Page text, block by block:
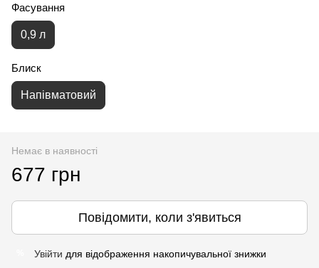
Фасування
0,9 л
Блиск
Напівматовий
Немає в наявності
677 грн
Повідомити, коли з'явиться
Увійти для відображення накопичувальної знижки